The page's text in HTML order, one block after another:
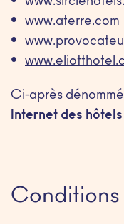
www.aterre.com
Ci-après
Internet des hôtels
Conditions